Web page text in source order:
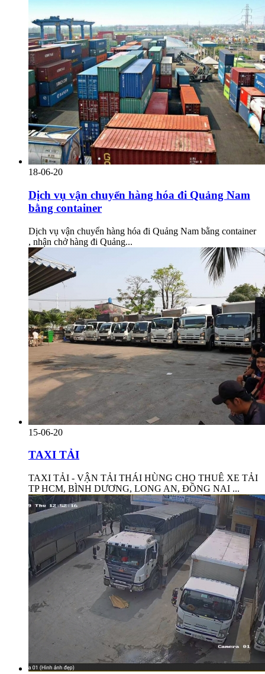
18-06-20
Dịch vụ vận chuyển hàng hóa đi Quảng Nam
bằng container
Dịch vụ vận chuyển hàng hóa đi Quảng Nam bằng container
, nhận chở hàng đi Quảng...
15-06-20
TAXI TẢI
TAXI TẢI - VẬN TẢI THÁI HÙNG CHO THUÊ XE TẢI
TP HCM, BÌNH DƯƠNG, LONG AN, ĐỒNG NAI ...